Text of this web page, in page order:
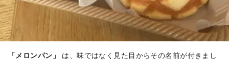
「メロンパン」
は、味ではなく見た目からその名前が付きまし